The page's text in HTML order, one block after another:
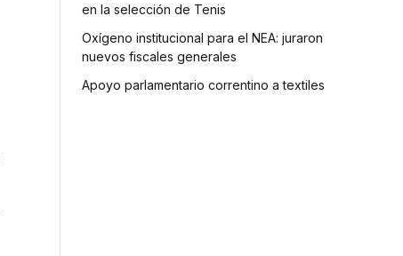
en la selección de Tenis
Oxígeno institucional para el NEA: juraron
nuevos fiscales generales
Apoyo parlamentario correntino a textiles